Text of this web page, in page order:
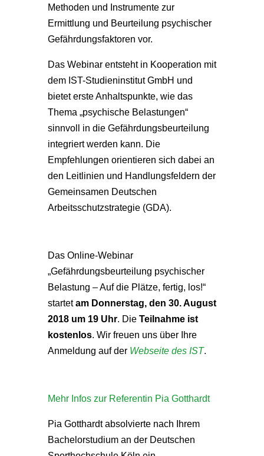
Methoden und Instrumente zur
Ermittlung und Beurteilung psychischer
Gefährdungsfaktoren vor.
Das Webinar entsteht in Kooperation mit
dem IST-Studieninstitut GmbH und
bietet erste Anhaltspunkte, wie das
Thema „psychische Belastungen“
sinnvoll in die Gefährdungsbeurteilung
integriert werden kann. Die
Empfehlungen orientieren sich dabei an
den Leitlinien und Handlungsfeldern der
Gemeinsamen Deutschen
Arbeitsschutzstrategie (GDA).
Das Online-Webinar
„Gefährdungsbeurteilung psychischer
Belastung – Auf die Plätze, fertig, los!“
startetam Donnerstag, den 30. August
2018 um 19 Uhr. DieTeilnahme ist
kostenlos. Wir freuen uns über Ihre
Anmeldung auf der Webseite des IST.
Mehr Infos zur Referentin Pia Gotthardt
Pia Gotthardt absolvierte nach Ihrem
Bachelorstudium an der Deutschen